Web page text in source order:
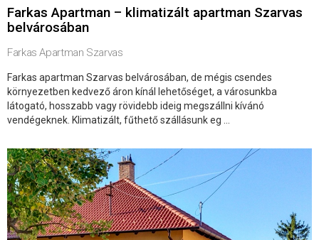
Farkas Apartman – klimatizált apartman Szarvas
belvárosában
Farkas Apartman Szarvas
Farkas apartman Szarvas belvárosában, de mégis csendes
környezetben kedvező áron kínál lehetőséget, a városunkba
látogató, hosszabb vagy rövidebb ideig megszállni kívánó
vendégeknek. Klimatizált, fűthető szállásunk eg ...